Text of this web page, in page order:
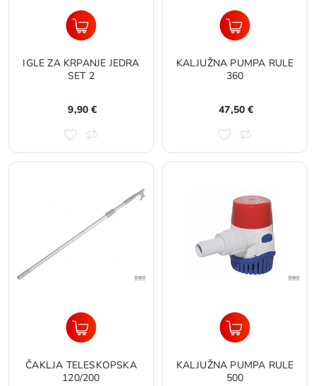
IGLE ZA KRPANJE JEDRA
SET 2
9,90 €
KALJUŽNA PUMPA RULE
360
47,50 €
ČAKLJA TELESKOPSKA
120/200
KALJUŽNA PUMPA RULE
500